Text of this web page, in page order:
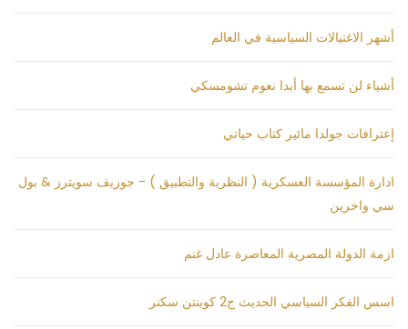
أشهر الاغتيالات السياسية في العالم
أشياء لن تسمع بها أبدا نعوم تشومسكي
إعترافات جولدا مائير كتاب حياتي
ادارة المؤسسة العسكرية ( النظرية والتطبيق ) - جوزيف سويترز & بول
سي واخرين
ازمة الدولة المصرية المعاصرة عادل غنم
اسس الفكر السياسي الحديث ج2 كوينتن سكنر